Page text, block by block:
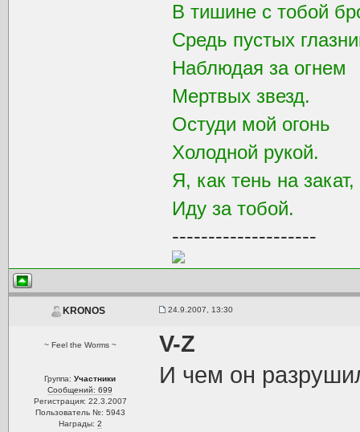
В тишине с тобой
Средь пустых
Наблюдая за огнем
Мертвых звезд.
Остуди мой огонь
Холодной рукой.
Я, как тень на закат,
Иду за тобой.
--------------------
KRONOS 24.9.2007, 13:30
~ Feel the Worms ~
Группа:Участники
Сообщений: 699
Регистрация: 22.3.2007
Пользователь №: 5943
Награды: 2
V-Z
И чем он